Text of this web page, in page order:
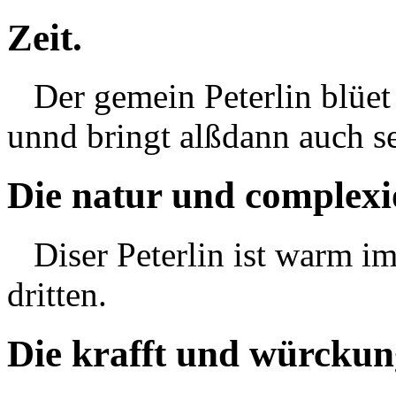
Zeit.
Der gemein Peterlin
unnd bringt alßdann auch
Die natur und
Diser Peterlin ist warm
dritten.
Die krafft und